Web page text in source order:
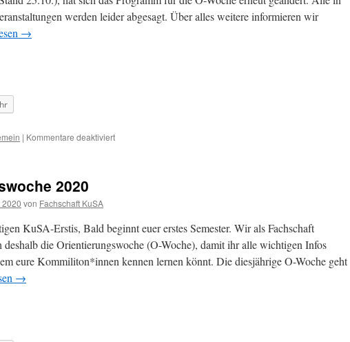
WWU
Münster,
werden leider abgesagt. Über alles weitere informieren wir
→
| Kommentare deaktiviertfür
2020
2020 von Fachschaft KuSA
KuSA-Erstis, Bald beginnt euer erstes Semester. Wir als Fachschaft
deshalb die Orientierungswoche (O-Woche), damit ihr alle wichtigen Infos
eure Kommiliton*innen kennen lernen könnt. Die diesjährige O-Woche geht
→